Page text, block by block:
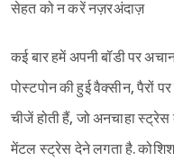
सेहत को न करें नज़रअंदाज़
कई बार हमें अपनी बॉडी पर
पोस्टपोन की हुई वैक्सीन, पैरों
चीजें होती हैं, जो अनचाहा
मेंटल स्ट्रेस देने लगता है.